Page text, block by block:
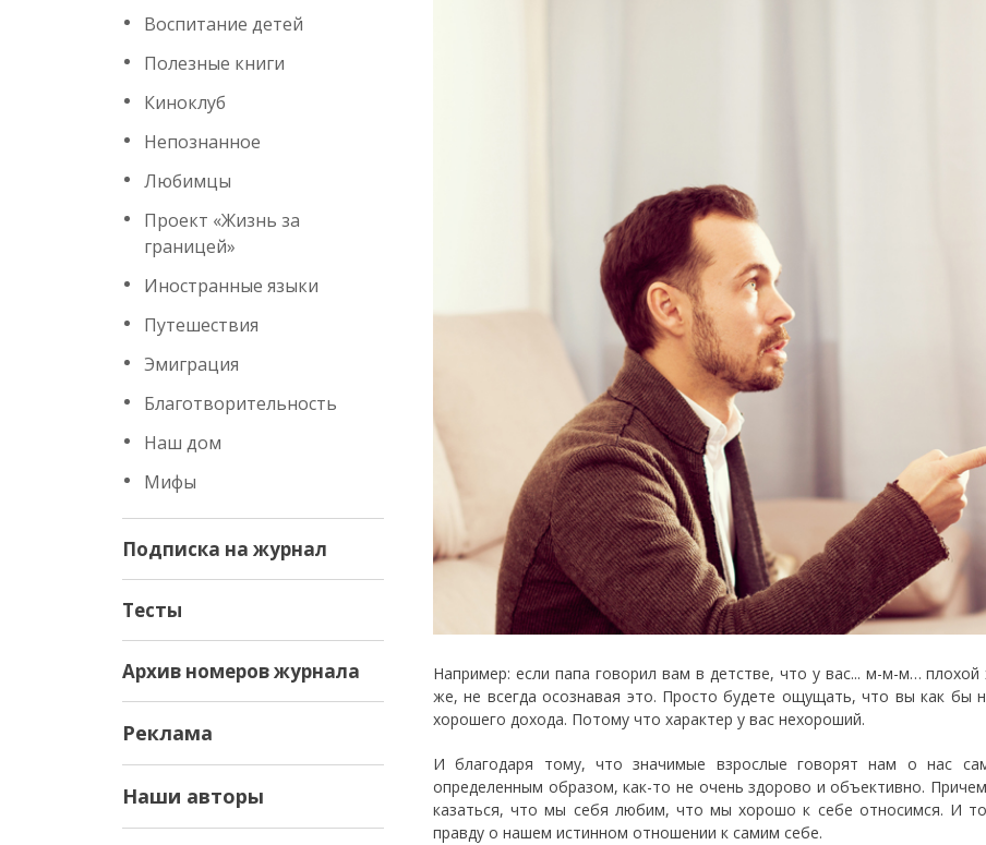
Воспитание детей
Полезные книги
Киноклуб
Непознанное
Любимцы
Проект «Жизнь за
границей»
Иностранные языки
Путешествия
Эмиграция
Благотворительность
Наш дом
Мифы
Подписка на журнал
Тесты
Архив номеров журнала
Реклама
Наши авторы
Например: если папа говорил вам в детстве, что у вас... м-м-м…
же, не всегда осознавая это. Просто будете ощущать, что вы как бы
хорошего дохода. Потому что характер у вас нехороший.
И благодаря тому, что значимые взрослые говорят нам о нас
определенным образом, как-то не очень здорово и объективно.
казаться, что мы себя любим, что мы хорошо к себе относимся. И
правду о нашем истинном отношении к самим себе.